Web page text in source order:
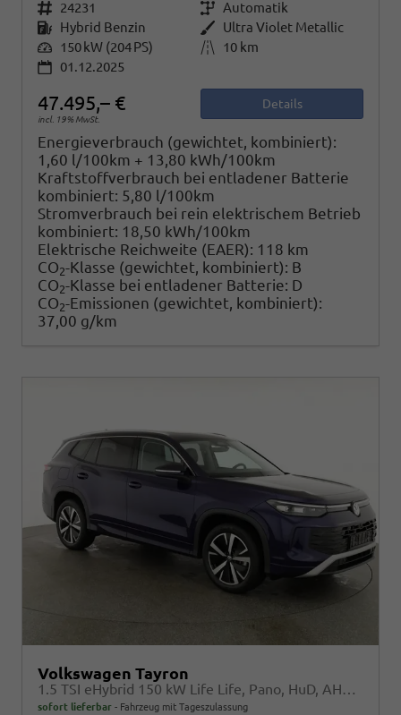
Fahrzeugnr. 24231 Getriebe Automatik
Kraftstoff Hybrid Benzin Außenfarbe Ultra Violet Metallic
Leistung 150 kW (204 PS) Kilometerstand
10 km
01.12.2025
47.495,– €
incl. 19% MwSt.
Details
Energieverbrauch (gewichtet, kombiniert):
1,60 l/100km + 13,80 kWh/100km
Kraftstoffverbrauch bei entladener Batterie
kombiniert: 5,80 l/100km
Stromverbrauch bei rein elektrischem Betrieb
kombiniert: 18,50 kWh/100km
Elektrische Reichweite (EAER): 118 km
CO2-Klasse (gewichtet, kombiniert): B
CO2-Klasse bei entladener Batterie: D
CO2-Emissionen (gewichtet, kombiniert):
37,00 g/km
Volkswagen Tayron
1.5 TSI eHybrid 150 kW Life Life, Pano, HuD, AHK, AreaView, Side, Navi, Winter, 5-J. Garantie
sofort lieferbar Fahrzeug mit Tageszulassung